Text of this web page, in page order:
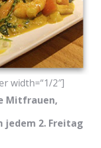
width=“1/2″]
Mitfrauen,
jedem 2. Freitag